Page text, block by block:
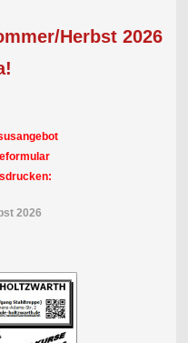
Herbst 2026
2026